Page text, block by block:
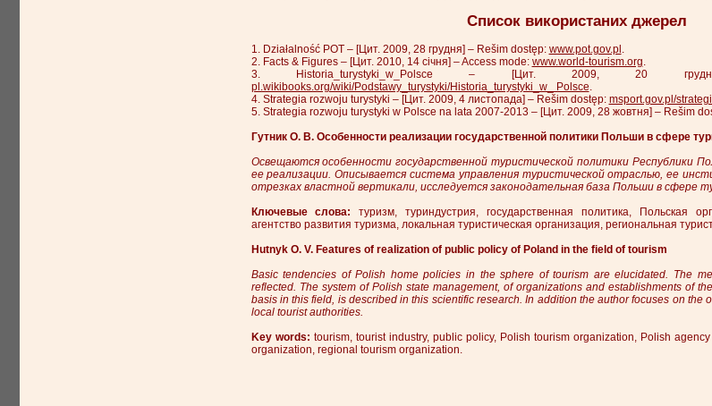
Список використаних джерел
1. Działalność POT – [Цит. 2009, 28 грудня] – Rešim dostęp: www.pot.gov.pl .
2. Facts & Figures – [Цит. 2010, 14 січня] – Access mode: www.world-tourism.org.
3. Historia_turystyki_w_Polsce – [Цит. 2009, 20
pl.wikibooks.org/wiki/Podstawy_turystyki/Historia_turystyki_w_ Polsce.
4. Strategia rozwoju turystyki – [Цит. 2009, 4 листопада] – Rešim dostęp: msport.gov.pl/
5. Strategia rozwoju turystyki w Polsce na lata 2007-2013 – [Цит. 2009, 28 жовтня] – Rešim
Гутник О. В. Особенности реализации государственной политики Польши в сфере
Освещаются особенности государственной туристической политики Республики
ее реализации. Описывается система управления туристической отраслью, ее
отрезках властной вертикали, исследуется законодательная база Польши в сфере
Ключевые слова: туризм, туриндустрия, государственная политика, Польская
агентство развития туризма, локальная туристическая организация, региональная
Hutnyk O. V. Features of realization of public policy of Poland in the field of tourism
Basic tendencies of Polish home policies in the sphere of tourism are elucidated. The
reflected. The system of Polish state management, of organizations and establishments of
basis in this field, is described in this scientific research. In addition the author focuses on the
local tourist authorities.
Key words: tourism, tourist industry, public policy, Polish tourism organization, Polish
organization, regional tourism organization.